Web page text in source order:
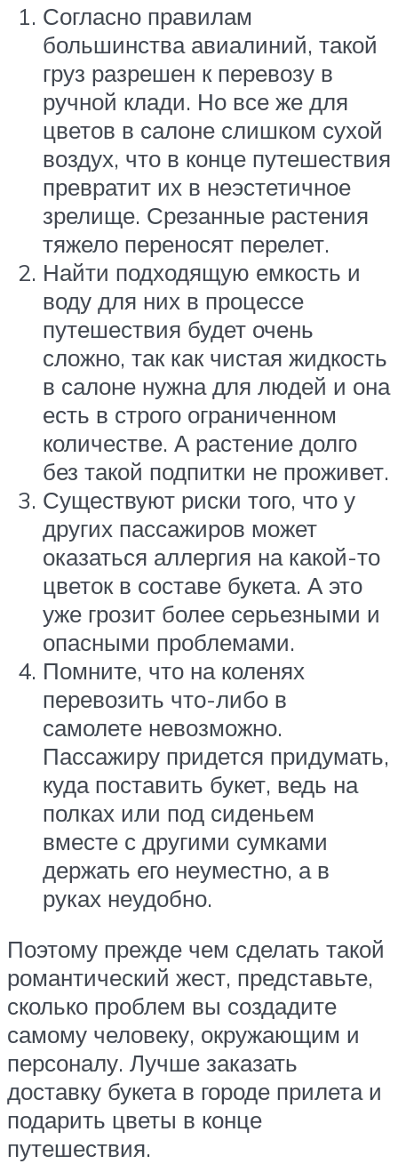
Согласно правилам
большинства авиалиний, такой
груз разрешен к перевозу в
ручной клади. Но все же для
цветов в салоне слишком сухой
воздух, что в конце путешествия
превратит их в неэстетичное
зрелище. Срезанные растения
тяжело переносят перелет.
Найти подходящую емкость и
воду для них в процессе
путешествия будет очень
сложно, так как чистая жидкость
в салоне нужна для людей и она
есть в строго ограниченном
количестве. А растение долго
без такой подпитки не проживет.
Существуют риски того, что у
других пассажиров может
оказаться аллергия на какой-то
цветок в составе букета. А это
уже грозит более серьезными и
опасными проблемами.
Помните, что на коленях
перевозить что-либо в
самолете невозможно.
Пассажиру придется придумать,
куда поставить букет, ведь на
полках или под сиденьем
вместе с другими сумками
держать его неуместно, а в
руках неудобно.
Поэтому прежде чем сделать такой
романтический жест, представьте,
сколько проблем вы создадите
самому человеку, окружающим и
персоналу. Лучше заказать
доставку букета в городе прилета и
подарить цветы в конце
путешествия.